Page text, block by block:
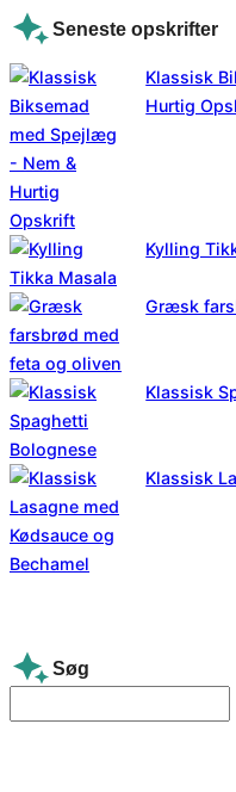
Seneste opskrifter
Klassisk
Hurtig
Kylling
Græsk
Klassisk
Klassisk
Søg
e